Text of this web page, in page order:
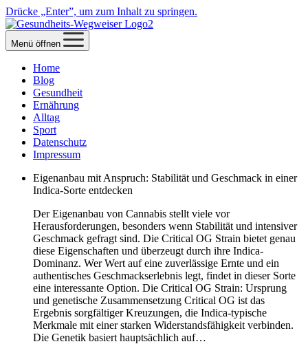
Drücke „Enter”, um zum Inhalt zu springen.
Menü öffnen
Home
Blog
Gesundheit
Ernährung
Alltag
Sport
Datenschutz
Impressum
Eigenanbau mit Anspruch: Stabilität und Geschmack in einer
Indica-Sorte entdecken
Der Eigenanbau von Cannabis stellt viele vor
Herausforderungen, besonders wenn Stabilität und intensiver
Geschmack gefragt sind. Die Critical OG Strain bietet genau
diese Eigenschaften und überzeugt durch ihre Indica-
Dominanz. Wer Wert auf eine zuverlässige Ernte und ein
authentisches Geschmackserlebnis legt, findet in dieser Sorte
eine interessante Option. Die Critical OG Strain: Ursprung
und genetische Zusammensetzung Critical OG ist das
Ergebnis sorgfältiger Kreuzungen, die Indica-typische
Merkmale mit einer starken Widerstandsfähigkeit verbinden.
Die Genetik basiert hauptsächlich auf…